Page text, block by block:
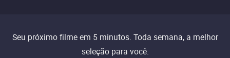
Seu próximo filme em 5 minutos. Toda semana, a melhor
seleção para você.